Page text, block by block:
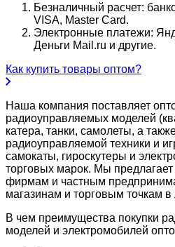
Безналичный расчет:
VISA, Master Card.
Электронные платежи:
Деньги Mail.ru и другие.
Как купить товары оптом?
Наша компания поставляет
радиоуправляемых моделей
катера, танки, самолеты, а
радиоуправляемой техники и
самокаты, гироскутеры и
торговых марок. Мы
фирмам и частным
магазинам и торговым точкам
В чем преимущества покупки
моделей и электромобилей